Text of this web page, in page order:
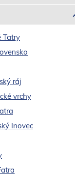
Tatry
ráj
vrchy
Inovec